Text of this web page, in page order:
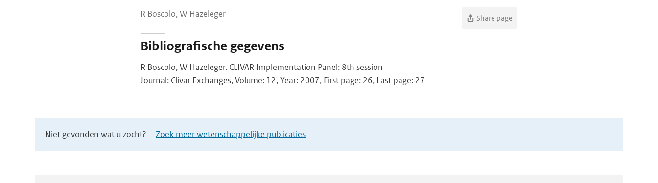
R Boscolo, W Hazeleger Share page
Bibliografische gegevens
R Boscolo, W Hazeleger. CLIVAR Implementation Panel: 8th session
Journal: Clivar Exchanges, Volume: 12, Year: 2007, First page: 26, Last page: 27
Niet gevonden wat u zocht? Zoek meer wetenschappelijke publicaties